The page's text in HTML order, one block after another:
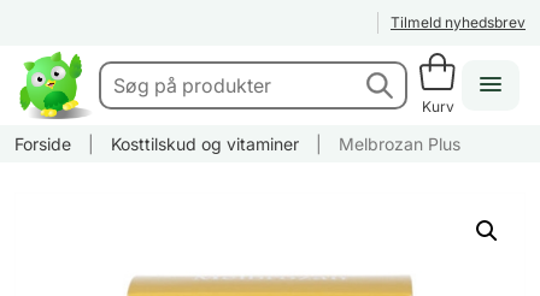
Tilmeld nyhedsbrev
Kurv
Forside Kosttilskud og vitaminer Melbrozan Plus